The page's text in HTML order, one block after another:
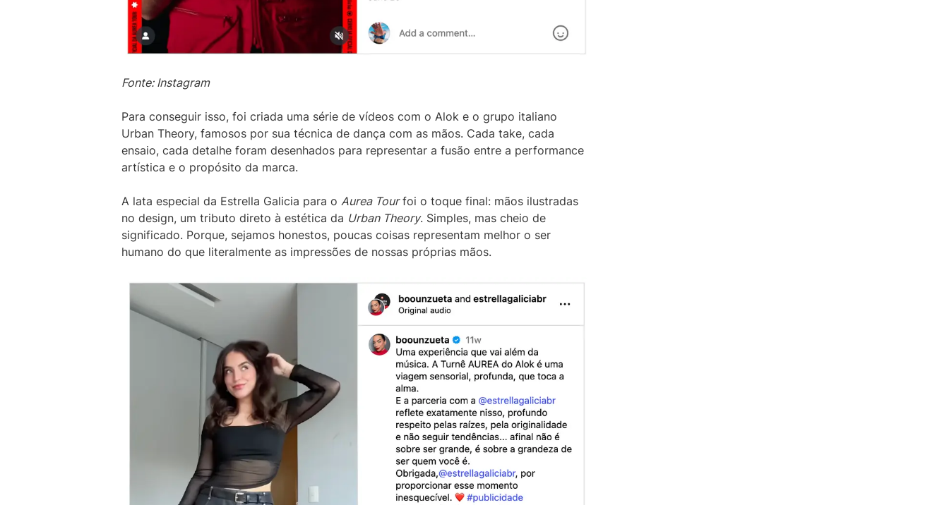
Fonte: Instagram
Para conseguir isso, foi criada uma série de vídeos com o Alok e o grupo italiano
Urban Theory, famosos por sua técnica de dança com as mãos. Cada take, cada
ensaio, cada detalhe foram desenhados para representar a fusão entre a performance
artística e o propósito da marca.
A lata especial da Estrella Galicia para o Aurea Tourfoi o toque final: mãos ilustradas
no design, um tributo direto à estética da Urban Theory. Simples, mas cheio de
significado. Porque, sejamos honestos, poucas coisas representam melhor o ser
humano do que literalmente as impressões de nossas próprias mãos.